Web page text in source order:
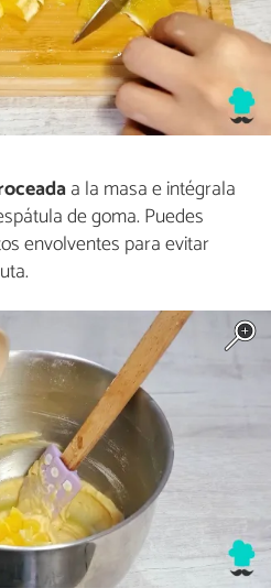
a la masa e intégrala
de goma. Puedes
envolventes para evitar